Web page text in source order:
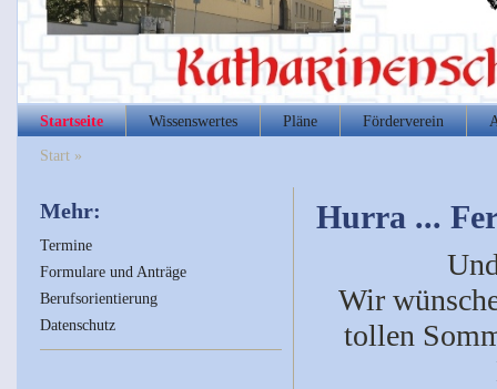
Startseite Wissenswertes Pläne Förderverein
Start»
Mehr:
Termine
Formulare und Anträge
Berufsorientierung
Datenschutz
Hurra ...
Wir
tollen